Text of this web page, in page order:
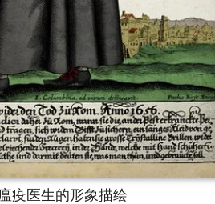
疫医生的形象描绘